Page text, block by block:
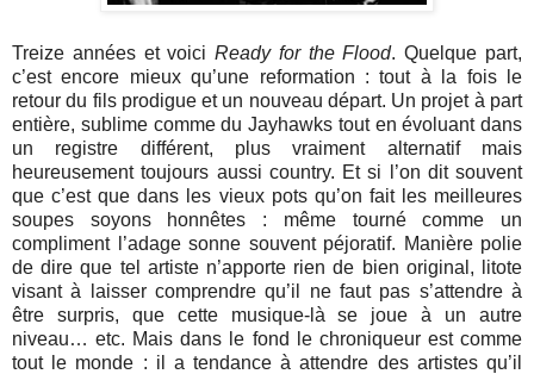
Treize années et voiciReady for the Flood. Quelque part,
c’est encore mieux qu’une reformation : tout à la fois le
retour du fils prodigue et un nouveau départ. Un projet à part
entière, sublime comme du Jayhawks tout en évoluant dans
un registre différent, plus vraiment alternatif mais
heureusement toujours aussi country. Et si l’on dit souvent
que c’est que dans les vieux pots qu’on fait les meilleures
soupes soyons honnêtes : même tourné comme un
compliment l’adage sonne souvent péjoratif. Manière polie
de dire que tel artiste n’apporte rien de bien original, litote
visant à laisser comprendre qu’il ne faut pas s’attendre à
être surpris, que cette musique-là se joue à un autre
niveau… etc. Mais dans le fond le chroniqueur est comme
tout le monde : il a tendance à attendre des artistes qu’il